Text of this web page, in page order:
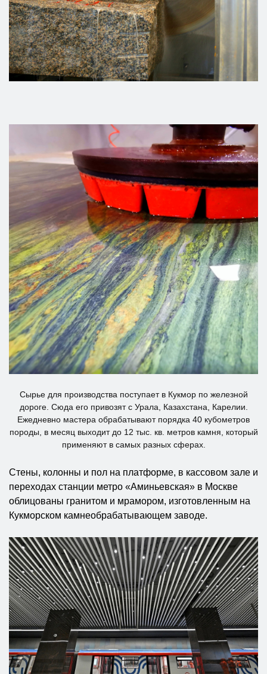
Сырье для производства поступает в Кукмор по железной
дороге. Сюда его привозят с Урала, Казахстана, Карелии.
Ежедневно мастера обрабатывают порядка 40 кубометров
породы, в месяц выходит до 12 тыс. кв. метров камня, который
применяют в самых разных сферах.
Стены, колонны и пол на платформе, в кассовом зале и
переходах станции метро «Аминьевская» в Москве
облицованы гранитом и мрамором, изготовленным на
Кукморском камнеобрабатывающем заводе.